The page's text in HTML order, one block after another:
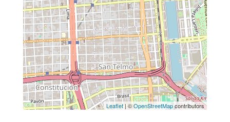
Leaflet| ©OpenStreetMapcontributors